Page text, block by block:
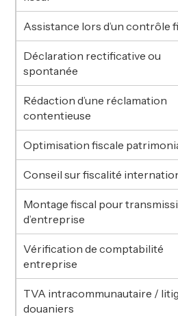
Assistance lors d’un contrôle
Déclaration rectificative ou
spontanée
Rédaction d’une réclamation
contentieuse
Optimisation fiscale
Conseil sur fiscalité
Montage fiscal pour
d’entreprise
Vérification de comptabilité
entreprise
TVA intracommunautaire /
douaniers